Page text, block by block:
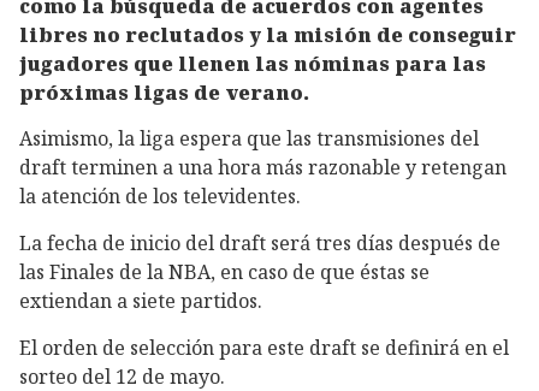
como la búsqueda de acuerdos con agentes
libres no reclutados y la misión de conseguir
jugadores que llenen las nóminas para las
próximas ligas de verano.
Asimismo, la liga espera que las transmisiones del
draft terminen a una hora más razonable y retengan
la atención de los televidentes.
La fecha de inicio del draft será tres días después de
las Finales de la NBA, en caso de que éstas se
extiendan a siete partidos.
El orden de selección para este draft se definirá en el
sorteo del 12 de mayo.